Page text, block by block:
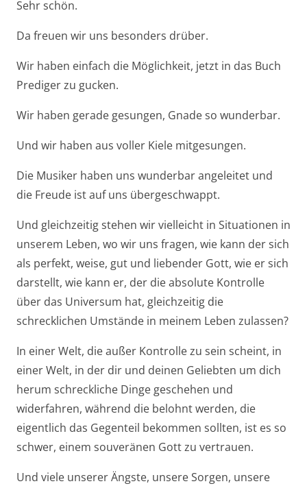
Sehr schön.
Da freuen wir uns besonders drüber.
Wir haben einfach die Möglichkeit, jetzt in das Buch
Prediger zu gucken.
Wir haben gerade gesungen, Gnade so wunderbar.
Und wir haben aus voller Kiele mitgesungen.
Die Musiker haben uns wunderbar angeleitet und
die Freude ist auf uns übergeschwappt.
Und gleichzeitig stehen wir vielleicht in Situationen in
unserem Leben, wo wir uns fragen, wie kann der sich
als perfekt, weise, gut und liebender Gott, wie er sich
darstellt, wie kann er, der die absolute Kontrolle
über das Universum hat, gleichzeitig die
schrecklichen Umstände in meinem Leben zulassen?
In einer Welt, die außer Kontrolle zu sein scheint, in
einer Welt, in der dir und deinen Geliebten um dich
herum schreckliche Dinge geschehen und
widerfahren, während die belohnt werden, die
eigentlich das Gegenteil bekommen sollten, ist es so
schwer, einem souveränen Gott zu vertrauen.
Und viele unserer Ängste, unsere Sorgen, unsere